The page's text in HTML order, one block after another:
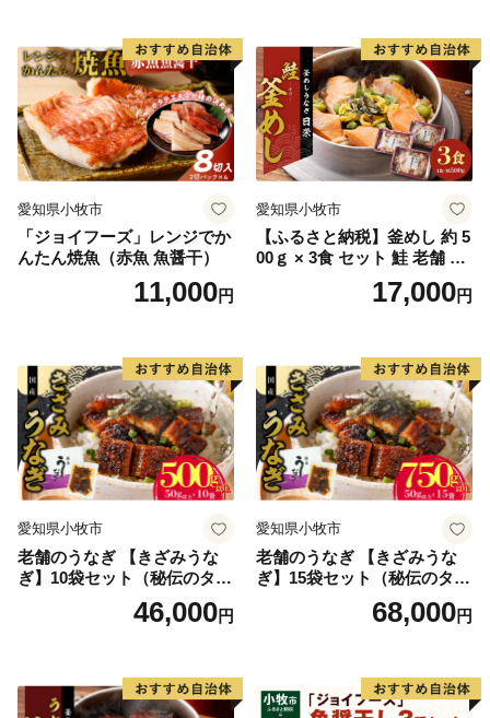
愛知県小牧市
「ジョイフーズ」レンジでか
んたん焼魚（赤魚 魚醤干）
11,000円
愛知県小牧市
【ふるさと納税】釜めし 約 5
00ｇ × 3食 セット 鮭 老舗 急
速冷凍 レンチン 時短 簡単調
理 食品 加工品 海鮮 手作り
り寄せグルメ 愛知県 小牧市
送料無料
17,000円
愛知県小牧市
老舗のうなぎ 【きざみうな
ぎ】10袋セット（秘伝のタレ
46,000円
愛知県小牧市
老舗のうなぎ 【きざみうな
ぎ】15袋セット（秘伝のタレ
68,000円